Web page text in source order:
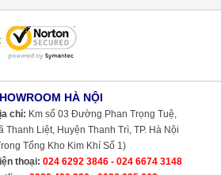
HÀ NỘI
chỉ: Km số 03 Đường Phan Trọng Tuệ,
Thanh Liệt, Huyện Thanh Trì, TP. Hà Nội
Tổng Kho Kim Khí Số 1)
thoại: 024 6292 3846 - 024 6674 3148